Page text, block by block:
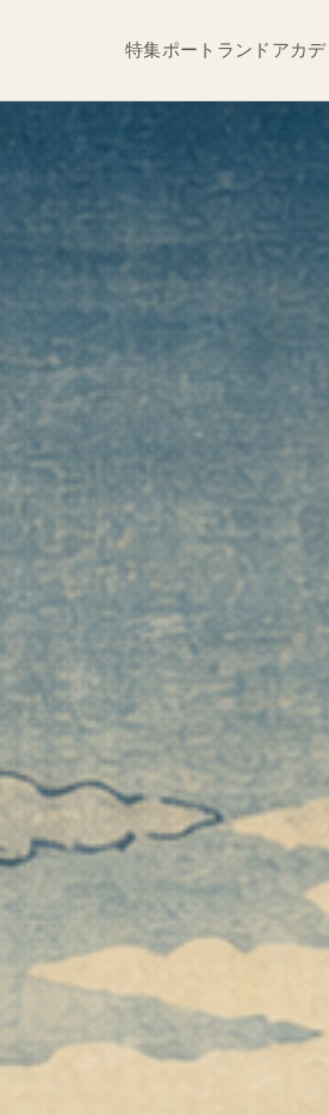
特集ポートランド アカ